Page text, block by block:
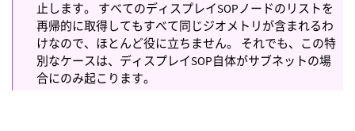
止します。 すべてのディスプレイSOPノードのリストを
再帰的に取得してもすべて同じジオメトリが含まれるわ
けなので、ほとんど役に立ちません。 それでも、この特
別なケースは、ディスプレイSOP自体がサブネットの場
合にのみ起こります。